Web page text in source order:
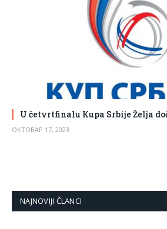
U četvrtfinalu Кupa Srbije Želja
ОКТОБАР 17, 2023
NAJNOVIJI ČLANCI